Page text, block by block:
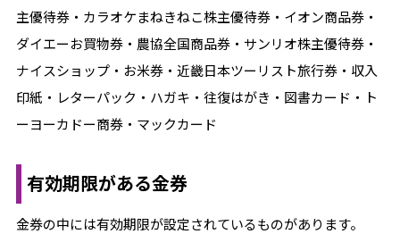
主優待券・カラオケまねきねこ株主優待券・イオン商品券・
ダイエーお買物券・農協全国商品券・サンリオ株主優待券・
ナイスショップ・お米券・近畿日本ツーリスト旅行券・収入
印紙・レターパック・ハガキ・往復はがき・図書カード・ト
ーヨーカドー商券・マックカード
有効期限がある金券
金券の中には有効期限が設定されているものがあります。